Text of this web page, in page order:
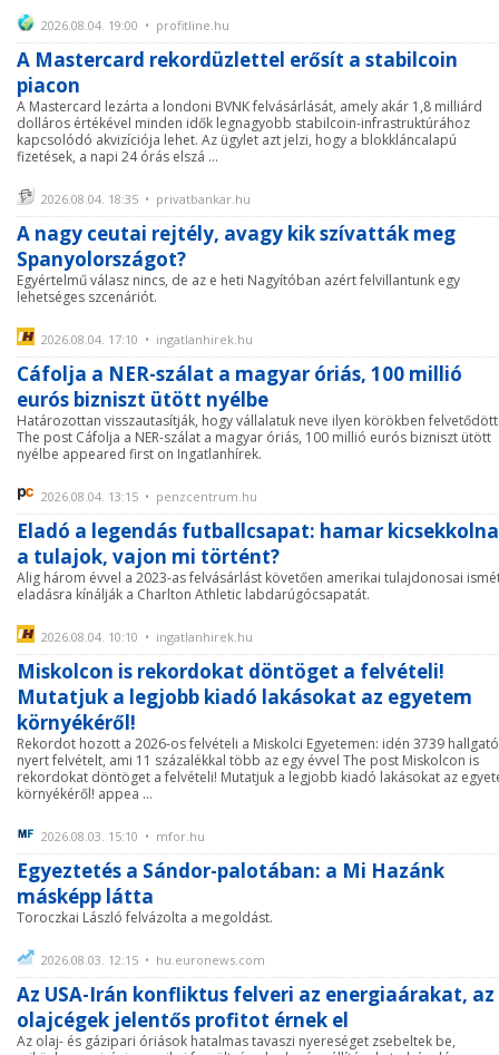
2026.08.04. 19:00 • profitline.hu
A Mastercard rekordüzlettel erősít a stabilcoin
piacon
A Mastercard lezárta a londoni BVNK felvásárlását, amely akár 1,8 milliárd
dolláros értékével minden idők legnagyobb stabilcoin-infrastruktúrához
kapcsolódó akvizíciója lehet. Az ügylet azt jelzi, hogy a blokkláncalapú
fizetések, a napi 24 órás elszá ...
2026.08.04. 18:35 • privatbankar.hu
A nagy ceutai rejtély, avagy kik szívatták meg
Spanyolországot?
Egyértelmű válasz nincs, de az e heti Nagyítóban azért felvillantunk egy
lehetséges szcenáriót.
2026.08.04. 17:10 • ingatlanhirek.hu
Cáfolja a NER-szálat a magyar óriás, 100 millió
eurós bizniszt ütött nyélbe
Határozottan visszautasítják, hogy vállalatuk neve ilyen körökben
The post Cáfolja a NER-szálat a magyar óriás, 100 millió eurós bizniszt ütött
nyélbe appeared first on Ingatlanhírek.
2026.08.04. 13:15 • penzcentrum.hu
Eladó a legendás futballcsapat: hamar
a tulajok, vajon mi történt?
Alig három évvel a 2023-as felvásárlást követően amerikai tulajdonosai
eladásra kínálják a Charlton Athletic labdarúgócsapatát.
2026.08.04. 10:10 • ingatlanhirek.hu
Miskolcon is rekordokat döntöget a felvételi!
Mutatjuk a legjobb kiadó lakásokat az egyetem
környékéről!
Rekordot hozott a 2026-os felvételi a Miskolci Egyetemen: idén 3739 hallgató
nyert felvételt, ami 11 százalékkal több az egy évvel The post Miskolcon is
rekordokat döntöget a felvételi! Mutatjuk a legjobb kiadó lakásokat az
környékéről! appea ...
2026.08.03. 15:10 • mfor.hu
Egyeztetés a Sándor-palotában: a Mi Hazánk
másképp látta
Toroczkai László felvázolta a megoldást.
2026.08.03. 12:15 • hu.euronews.com
Az USA-Irán konfliktus felveri az energiaárakat, az
olajcégek jelentős profitot érnek el
Az olaj- és gázipari óriások hatalmas tavaszi nyereséget zsebeltek be,